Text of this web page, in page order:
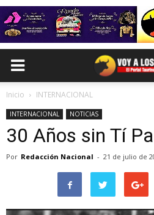
Inicio INTERNACIONAL
INTERNACIONAL NOTICIAS
30 Años sin Tí
Por Redacción Nacional - 21 de julio de